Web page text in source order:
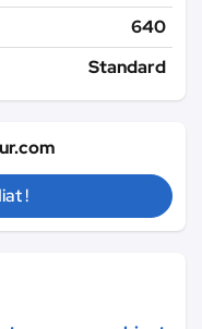
640
Standard
!